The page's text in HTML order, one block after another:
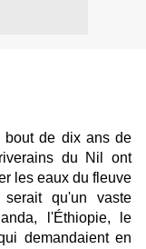
bout de dix ans de
du Nil ont
les eaux du fleuve
qu'un vaste
l'Éthiopie, le
demandaient en